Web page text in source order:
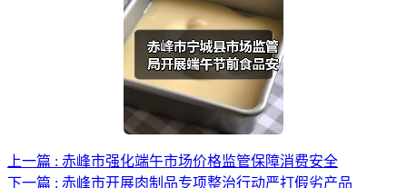
上一篇 : 赤峰市强化端午市场价格监管保障消费安全
下一篇 : 赤峰市开展肉制品专项整治行动严打假劣产品